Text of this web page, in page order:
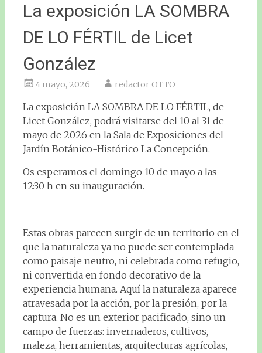
La exposición LA SOMBRA
DE LO FÉRTIL de Licet
González
4 mayo, 2026 redactor OTTO
La exposición LA SOMBRA DE LO FÉRTIL, de
Licet González, podrá visitarse del 10 al 31 de
mayo de 2026 en la Sala de Exposiciones del
Jardín Botánico-Histórico La Concepción.
Os esperamos el domingo 10 de mayo a las
12:30 h en su inauguración.
Estas obras parecen surgir de un territorio en el
que la naturaleza ya no puede ser contemplada
como paisaje neutro, ni celebrada como refugio,
ni convertida en fondo decorativo de la
experiencia humana. Aquí la naturaleza aparece
atravesada por la acción, por la presión, por la
captura. No es un exterior pacificado, sino un
campo de fuerzas: invernaderos, cultivos,
maleza, herramientas, arquitecturas agrícolas,